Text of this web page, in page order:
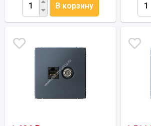
В корзину